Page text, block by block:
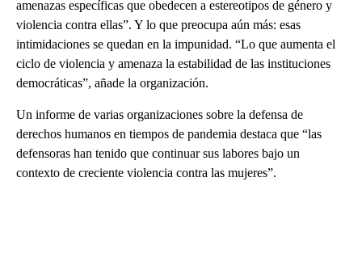
amenazas específicas que obedecen a estereotipos de género y
violencia contra ellas”. Y lo que preocupa aún más: esas
intimidaciones se quedan en la impunidad. “Lo que aumenta el
ciclo de violencia y amenaza la estabilidad de las instituciones
democráticas”, añade la organización.
Un informe de varias organizaciones sobre la defensa de
derechos humanos en tiempos de pandemia destaca que “las
defensoras han tenido que continuar sus labores bajo un
contexto de creciente violencia contra las mujeres”.